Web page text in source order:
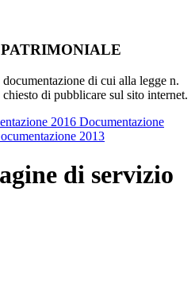
di cui alla legge n.
di pubblicare sul sito internet.
2016 Documentazione
2013
di servizio